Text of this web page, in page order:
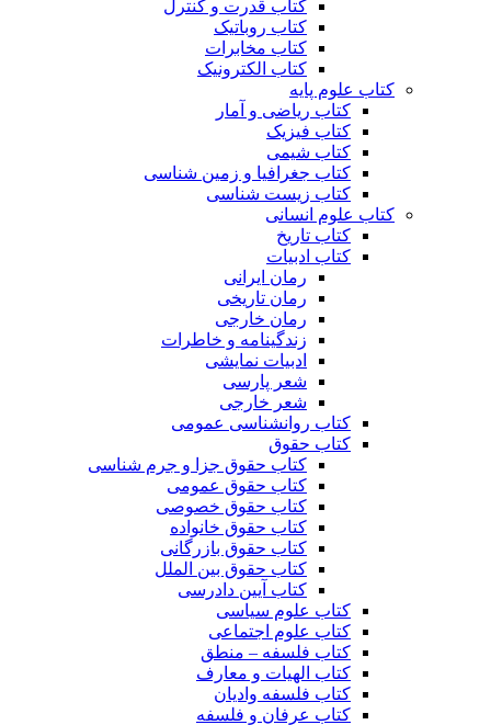
کتاب قدرت و کنترل
کتاب روباتیک
کتاب مخابرات
کتاب الکترونیک
کتاب علوم پایه
کتاب ریاضی و آمار
کتاب فیزیک
کتاب شیمی
کتاب جغرافیا و زمین شناسی
کتاب زیست شناسی
کتاب علوم انسانی
کتاب تاریخ
کتاب ادبیات
رمان ایرانی
رمان تاریخی
رمان خارجی
زندگینامه و خاطرات
ادبیات نمایشی
شعر پارسی
شعر خارجی
کتاب روانشناسی عمومی
کتاب حقوق
کتاب حقوق جزا و جرم شناسی
کتاب حقوق عمومی
کتاب حقوق خصوصی
کتاب حقوق خانواده
کتاب حقوق بازرگانی
کتاب حقوق بین الملل
کتاب آیین دادرسی
کتاب علوم سیاسی
کتاب علوم اجتماعی
کتاب فلسفه – منطق
کتاب الهیات و معارف
کتاب فلسفه وادیان
کتاب عرفان و فلسفه